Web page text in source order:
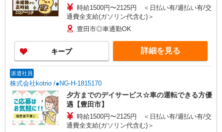
時給1500円〜2125円 ＜日払い有/週払い有/交
通費全支給(ガソリン代含む)＞
豊田市◎車通勤OK
キープ 詳細を見る
派遣社員
株式会社kotrio /●NG-H-1815170
夕方までのデイサービス☆車の運転できる方優
遇【豊田市】
時給1500円〜2125円 ＜日払い有/週払い有/交
通費全支給(ガソリン代含む)＞